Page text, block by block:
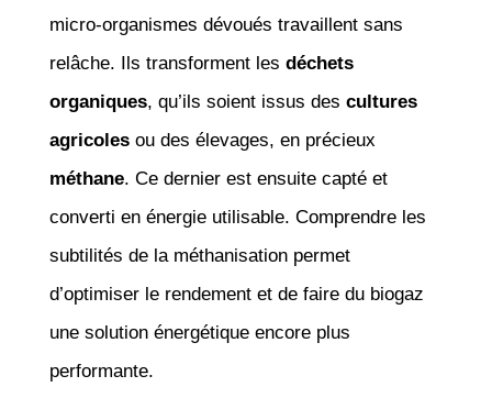
micro-organismes dévoués travaillent sans
relâche. Ils transforment les déchets
organiques, qu’ils soient issus des cultures
agricolesou des élevages, en précieux
méthane. Ce dernier est ensuite capté et
converti en énergie utilisable. Comprendre les
subtilités de la méthanisation permet
d’optimiser le rendement et de faire du biogaz
une solution énergétique encore plus
performante.